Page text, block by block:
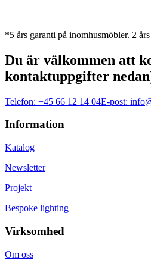
*5 års garanti på inomhusmöbler. 2
Du är välkommen att
kontaktuppgifter
Telefon: +45 66 12 14 04E-post:
Information
Katalog
Newsletter
Projekt
Bespoke lighting
Virksomhed
Om oss